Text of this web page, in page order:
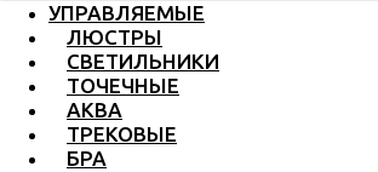
УПРАВЛЯЕМЫЕ
ЛЮСТРЫ
СВЕТИЛЬНИКИ
ТОЧЕЧНЫЕ
АКВА
ТРЕКОВЫЕ
БРА